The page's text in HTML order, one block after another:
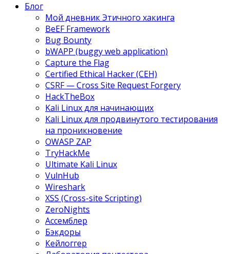
Блог
Мой дневник Этичного хакинга
BeEF Framework
Bug Bounty
bWAPP (buggy web application)
Capture the Flag
Certified Ethical Hacker (CEH)
CSRF — Cross Site Request Forgery
HackTheBox
Kali Linux для начинающих
Kali Linux для продвинутого тестирования
на проникновение
OWASP ZAP
TryHackMe
Ultimate Kali Linux
VulnHub
Wireshark
XSS (Cross-site Scripting)
ZeroNights
Ассемблер
Бэкдоры
Кейлоггер